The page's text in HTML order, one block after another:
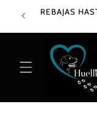
directamente
REBAJAS